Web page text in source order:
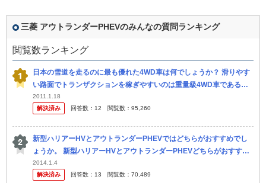
三菱 アウトランダーPHEVのみんなの質問ランキング
閲覧数ランキング
日本の雪道を走るのに最も優れた4WD車は何でしょうか？ 滑りやす
い路面でトランザクションを稼ぎやすいのは重量級4WD車であるか
も知れませんが、減速や下り坂カーブの走行では寧ろ危険なのではな
いかと...
2011.1.18
解決済み
回答数： 12 閲覧数： 95,260
新型ハリアーHVとアウトランダーPHEVではどちらがおすすめでし
ょうか。 新型ハリアーHVとアウトランダーPHEVどちらがおすすめ
でしょうか。。。 皆さんの意見をお聞かせください。 値段として...
2014.1.4
解決済み
回答数： 13 閲覧数： 70,489